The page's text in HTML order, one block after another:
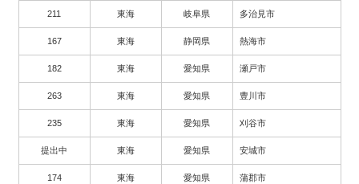
211 東海 岐阜県 多治見市
167 東海 静岡県 熱海市
182 東海 愛知県 瀬戸市
263 東海 愛知県 豊川市
235 東海 愛知県 刈谷市
提出中 東海 愛知県 安城市
174 東海 愛知県 蒲郡市